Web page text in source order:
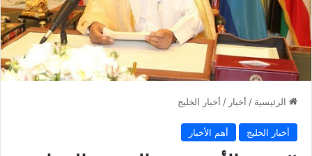
الرئيسية / أخبار / أخبار الخليج
أخبار الخليج أهم الأخبار